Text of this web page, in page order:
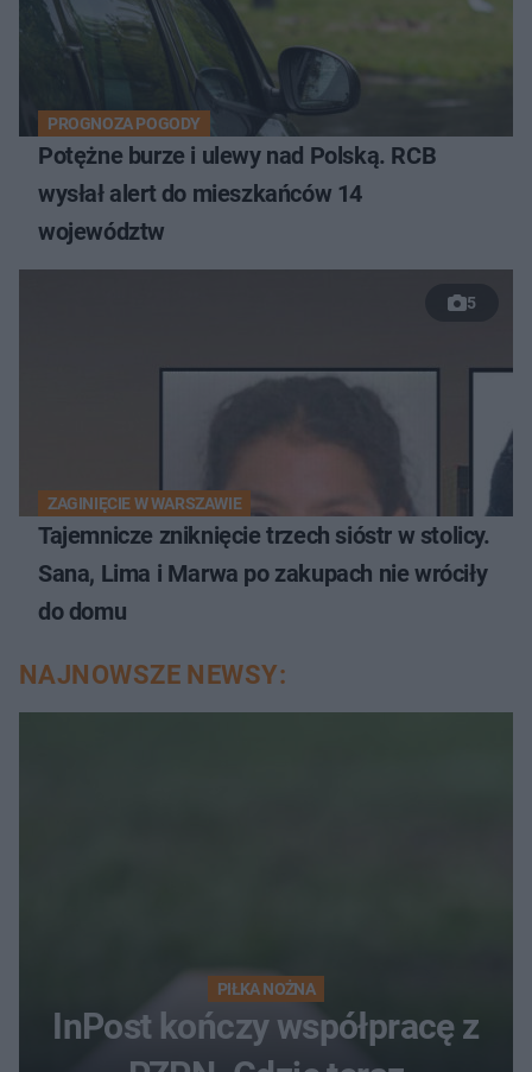
PROGNOZA POGODY
Potężne burze i ulewy nad Polską. RCB
wysłał alert do mieszkańców 14
województw
5
ZAGINIĘCIE W WARSZAWIE
Tajemnicze zniknięcie trzech sióstr w stolicy.
Sana, Lima i Marwa po zakupach nie wróciły
do domu
NAJNOWSZE NEWSY:
PIŁKA NOŻNA
InPost kończy współpracę z